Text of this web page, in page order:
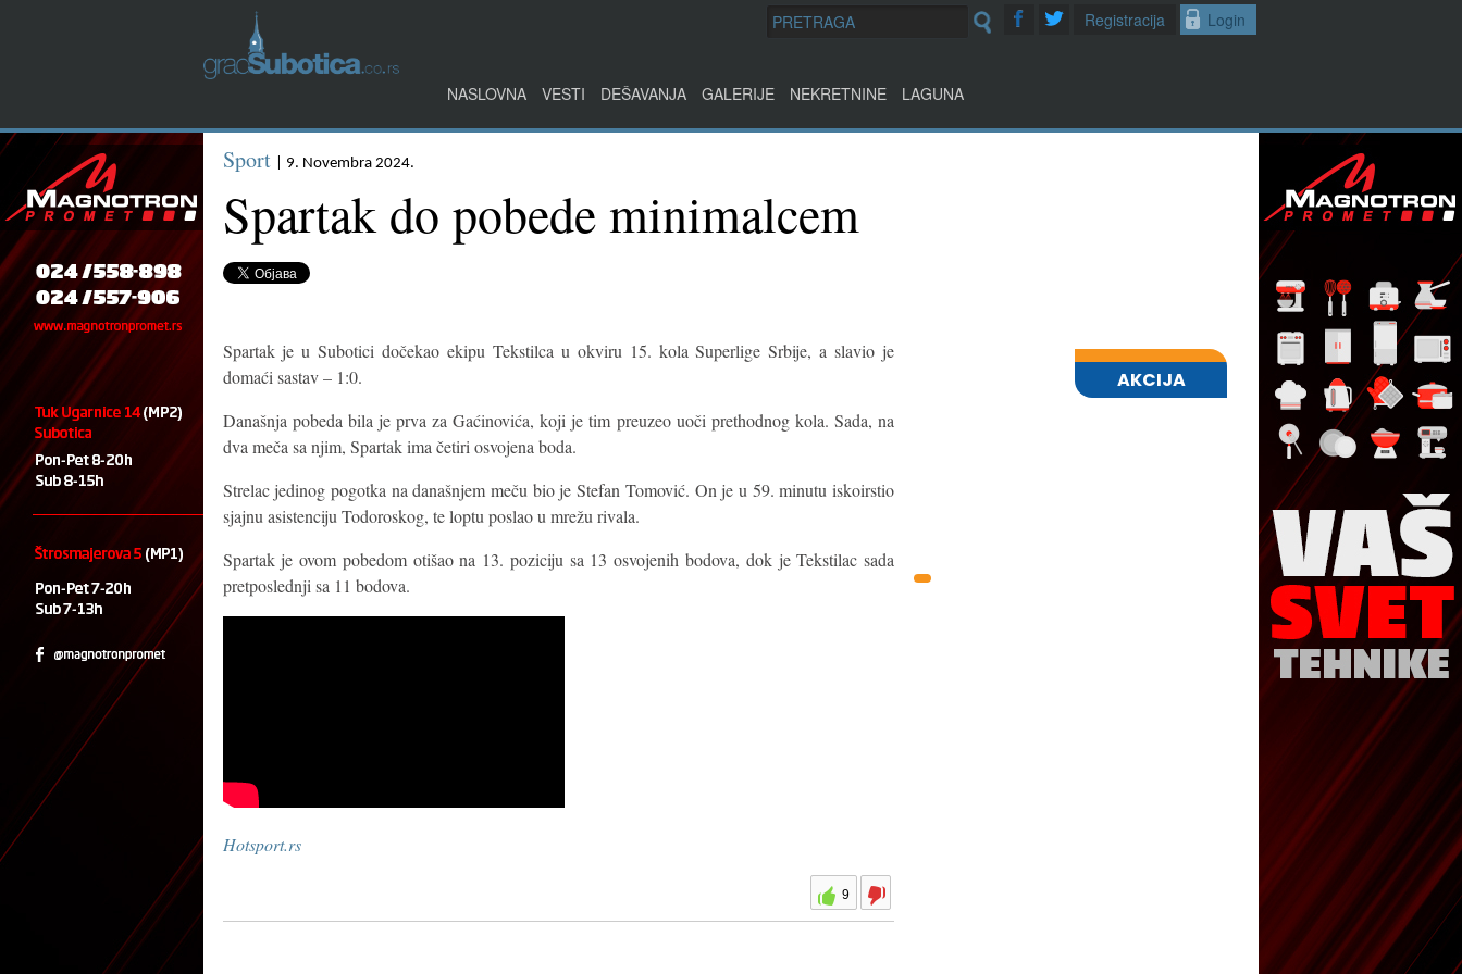
Login
Registracija
NASLOVNA VESTI DEŠAVANJA GALERIJE NEKRETNINE LAGUNA
Sport | 9. Novembra 2024.
Spartak do pobede minimalcem
Spartak je u Subotici dočekao ekipu Tekstilca u okviru 15. kola Superlige Srbije, a slavio je
domaći sastav – 1:0.
Današnja pobeda bila je prva za Gaćinovića, koji je tim preuzeo uoči prethodnog kola. Sada, na
dva meča sa njim, Spartak ima četiri osvojena boda.
Strelac jedinog pogotka na današnjem meču bio je Stefan Tomović. On je u 59. minutu iskoirstio
sjajnu asistenciju Todoroskog, te loptu poslao u mrežu rivala.
Spartak je ovom pobedom otišao na 13. poziciju sa 13 osvojenih bodova, dok je Tekstilac sada
pretposlednji sa 11 bodova.
Hotsport.rs
9